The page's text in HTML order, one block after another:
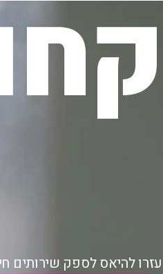
עזרו להיאס לספק שירותים